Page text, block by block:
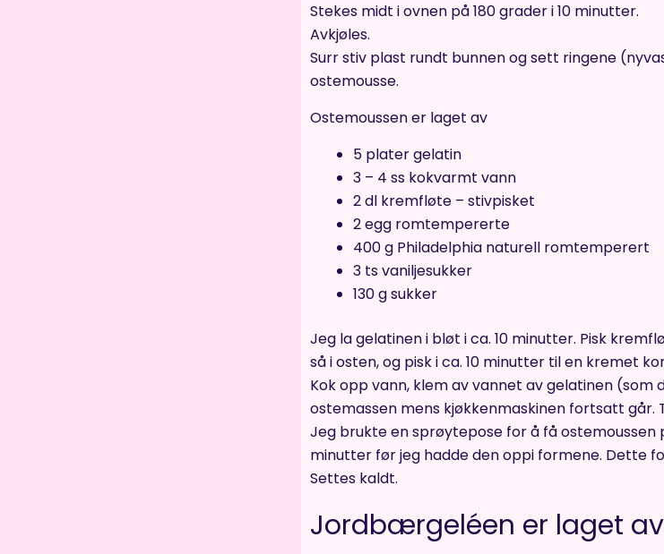
Stekes midt i ovnen på 180 grader i 10 minutter.
Avkjøles.
Surr stiv plast rundt bunnen og sett ringene
ostemousse.
Ostemoussen er laget av
5 plater gelatin
3 – 4 ss kokvarmt vann
2 dl kremfløte – stivpisket
2 egg romtempererte
400 g Philadelphia naturell romtemperert
3 ts vaniljesukker
130 g sukker
Jeg la gelatinen i bløt i ca. 10 minutter. Pisk
så i osten, og pisk i ca. 10 minutter til en kremet
Kok opp vann, klem av vannet av gelatinen (som
ostemassen mens kjøkkenmaskinen fortsatt går.
Jeg brukte en sprøytepose for å få ostemoussen
minutter før jeg hadde den oppi formene. Dette
Settes kaldt.
Jordbærgeléen er laget av